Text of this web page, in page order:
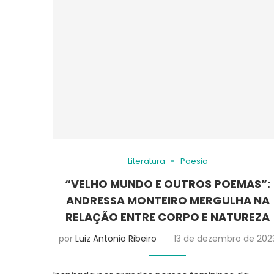
Literatura Poesia
“VELHO MUNDO E OUTROS POEMAS”:
ANDRESSA MONTEIRO MERGULHA NA
RELAÇÃO ENTRE CORPO E NATUREZA
por Luiz Antonio Ribeiro 13 de dezembro de